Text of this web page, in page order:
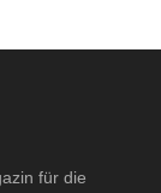
für die